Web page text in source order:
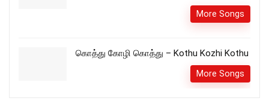
More Songs
கொத்து கோழி கொத்து – Kothu Kozhi Kothu
More Songs